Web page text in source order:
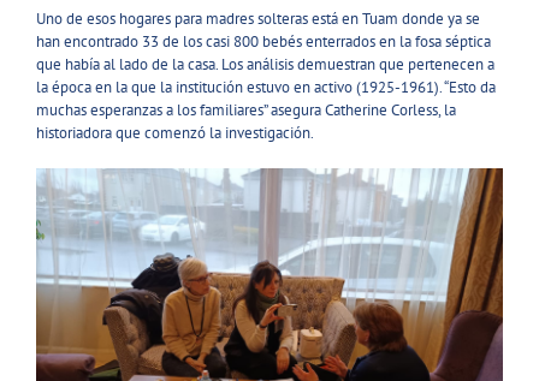
Uno de esos hogares para madres solteras está en Tuam donde ya se
han encontrado 33 de los casi 800 bebés enterrados en la fosa séptica
que había al lado de la casa. Los análisis demuestran que pertenecen a
la época en la que la institución estuvo en activo (1925-1961). “Esto da
muchas esperanzas a los familiares” asegura Catherine Corless, la
historiadora que comenzó la investigación.